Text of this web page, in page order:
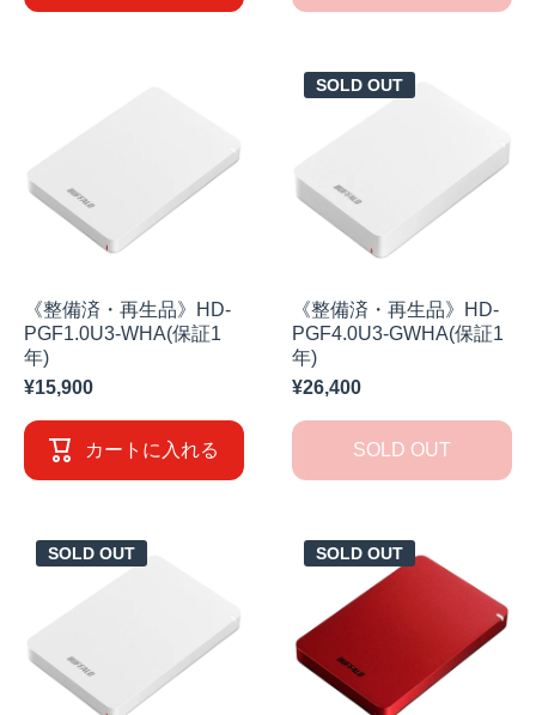
《整備済・再生品》HD-
PGF1.0U3-WHA(保証1
年)
¥15,900
カートに入れる
SOLD OUT
《整備済・再生品》HD-
PGF4.0U3-GWHA(保証1
年)
¥26,400
SOLD OUT
SOLD OUT SOLD OUT